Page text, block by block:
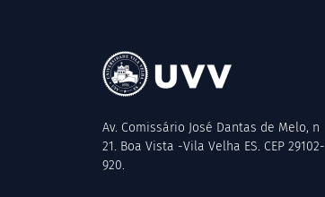
Av. Comissário José Dantas de Melo, n
21. Boa Vista -Vila Velha ES. CEP 29102-
920.